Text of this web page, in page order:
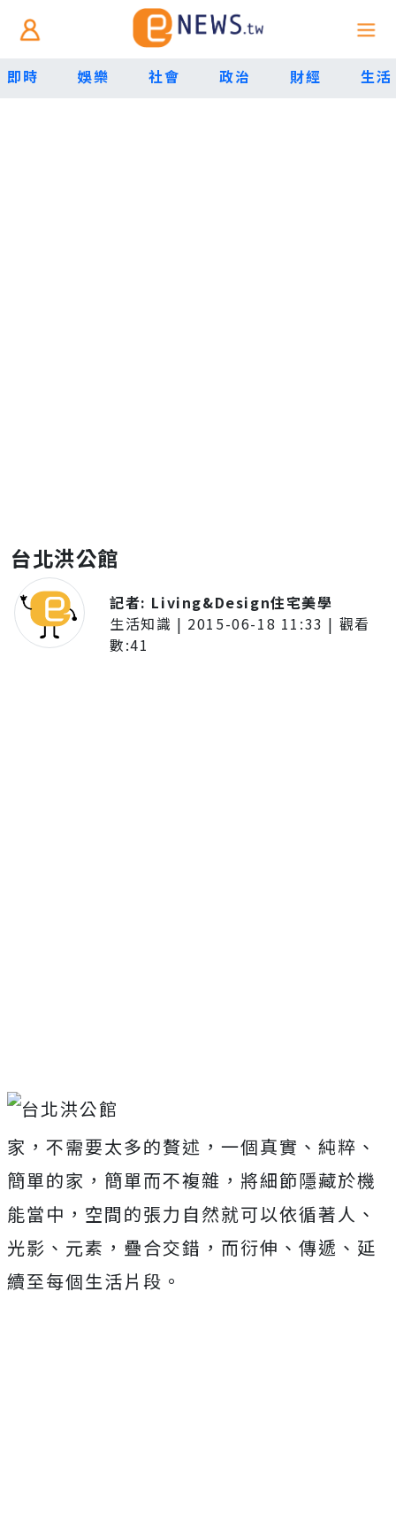
即時 娛樂 社會 政治 財經 生活
台北洪公館
記者: Living&Design住宅美學
生活知識 | 2015-06-18 11:33 | 觀看
數:41
家，不需要太多的贅述，一個真實、純粹、
簡單的家，簡單而不複雜，將細節隱藏於機
能當中，空間的張力自然就可以依循著人、
光影、元素，疊合交錯，而衍伸、傳遞、延
續至每個生活片段。